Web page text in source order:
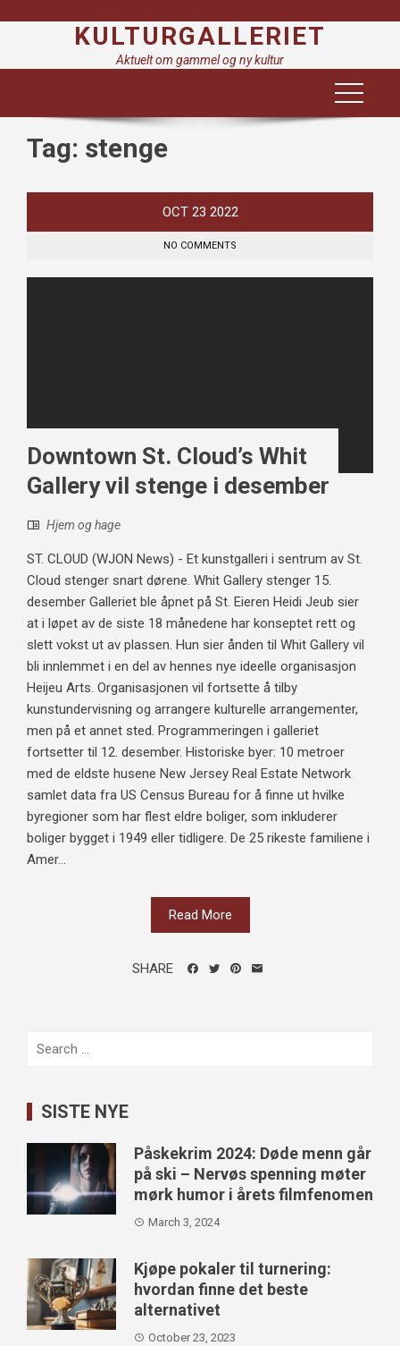
KULTURGALLERIET
Aktuelt om gammel og ny kultur
Tag: stenge
OCT 23 2022
NO COMMENTS
Downtown St. Cloud’s Whit
Gallery vil stenge i desember
Hjem og hage
ST. CLOUD (WJON News) - Et kunstgalleri i sentrum av St.
Cloud stenger snart dørene. Whit Gallery stenger 15.
desember Galleriet ble åpnet på St. Eieren Heidi Jeub sier
at i løpet av de siste 18 månedene har konseptet rett og
slett vokst ut av plassen. Hun sier ånden til Whit Gallery vil
bli innlemmet i en del av hennes nye ideelle organisasjon
Heijeu Arts. Organisasjonen vil fortsette å tilby
kunstundervisning og arrangere kulturelle arrangementer,
men på et annet sted. Programmeringen i galleriet
fortsetter til 12. desember. Historiske byer: 10 metroer
med de eldste husene New Jersey Real Estate Network
samlet data fra US Census Bureau for å finne ut hvilke
byregioner som har flest eldre boliger, som inkluderer
boliger bygget i 1949 eller tidligere. De 25 rikeste familiene i
Amer...
Read More
SHARE
Search
SISTE NYE
Påskekrim 2024: Døde menn går
på ski – Nervøs spenning møter
mørk humor i årets filmfenomen
March 3, 2024
Kjøpe pokaler til turnering:
hvordan finne det beste
alternativet
October 23, 2023